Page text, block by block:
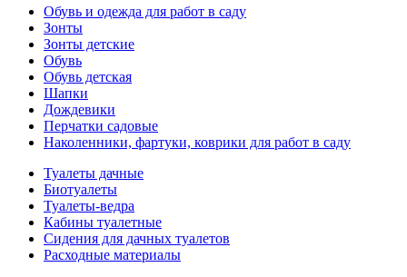
Обувь и одежда для работ в саду
Зонты
Зонты детские
Обувь
Обувь детская
Шапки
Дождевики
Перчатки садовые
Наколенники, фартуки, коврики для работ в саду
Туалеты дачные
Биотуалеты
Туалеты-ведра
Кабины туалетные
Сидения для дачных туалетов
Расходные материалы